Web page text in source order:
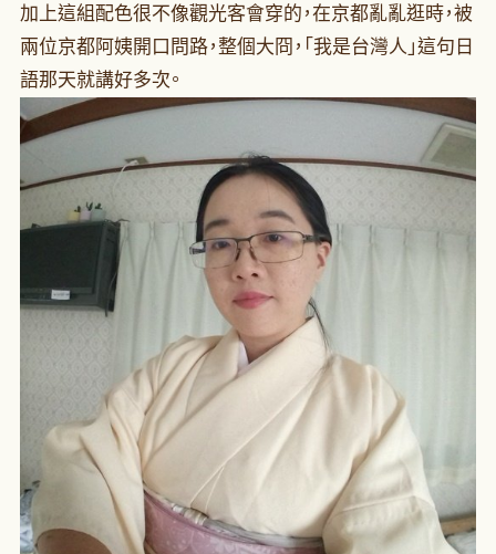
加上這組配色很不像觀光客會穿的，在京都亂亂逛時，被
兩位京都阿姨開口問路，整個大冏，「我是台灣人」這句日
語那天就講好多次。